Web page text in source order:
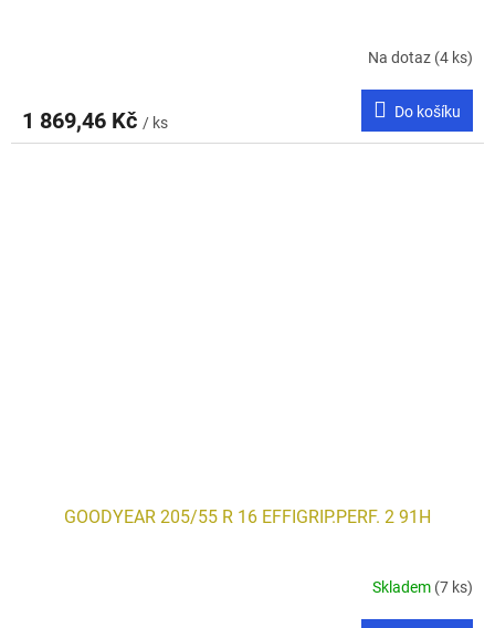
Na dotaz (4 ks)
1 869,46 Kč / ks
Do košíku
GOODYEAR 205/55 R 16 EFFIGRIP.PERF. 2 91H
Skladem (7 ks)